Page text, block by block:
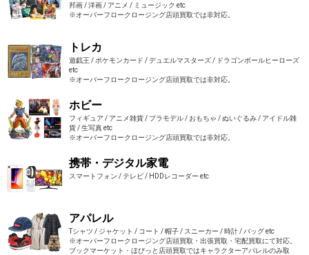
邦画 / 洋画 / アニメ / ミュージック etc
※オーバーフロークロージング店頭買取では非対応。
トレカ
遊戯王 / ポケモンカード / デュエルマスターズ / ドラゴンボールヒーローズ
etc
※オーバーフロークロージング店頭買取では非対応。
ホビー
フィギュア / アニメ雑貨 / プラモデル / おもちゃ / ぬいぐるみ / アイドル雑
貨 / 生写真 etc
※オーバーフロークロージング店頭買取では非対応。
携帯・デジタル家電
スマートフォン / テレビ / HDDレコーダー etc
アパレル
Tシャツ / ジャケット / コート / 帽子 / スニーカー / 時計 / バッグ etc
※オーバーフロークロージング店頭買取・出張買取・宅配買取にて対応。
ブックマーケット・ほびっと店頭買取ではキャラクターアパレルのみ取